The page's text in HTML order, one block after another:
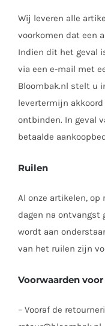
Wij leveren alle
voorkomen dat een
Indien dit het geval
via een e-mail met
Bloombak.nl stelt u
levertermijn
ontbinden. In geval
betaalde
Ruilen
Al onze artikelen,
dagen na ontvangst
wordt aan
van het ruilen zijn
Voorwaarden
– Vooraf de